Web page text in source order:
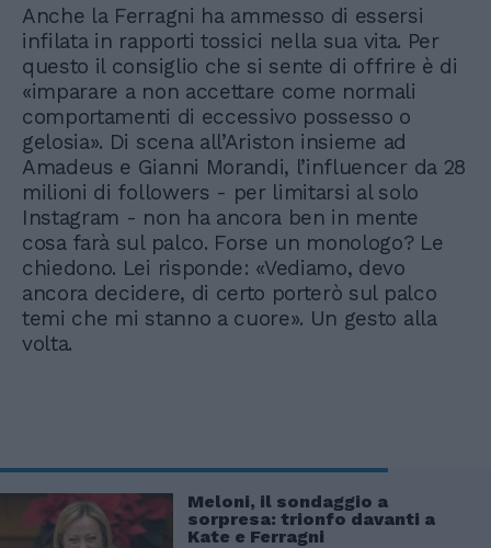
Anche la Ferragni ha ammesso di essersi
infilata in rapporti tossici nella sua vita. Per
questo il consiglio che si sente di offrire è di
«imparare a non accettare come normali
comportamenti di eccessivo possesso o
gelosia». Di scena all’Ariston insieme ad
Amadeus e Gianni Morandi, l’influencer da 28
milioni di followers - per limitarsi al solo
Instagram - non ha ancora ben in mente
cosa farà sul palco. Forse un monologo? Le
chiedono. Lei risponde: «Vediamo, devo
ancora decidere, di certo porterò sul palco
temi che mi stanno a cuore». Un gesto alla
volta.
Meloni, il sondaggio a
sorpresa: trionfo davanti a
Kate e Ferragni